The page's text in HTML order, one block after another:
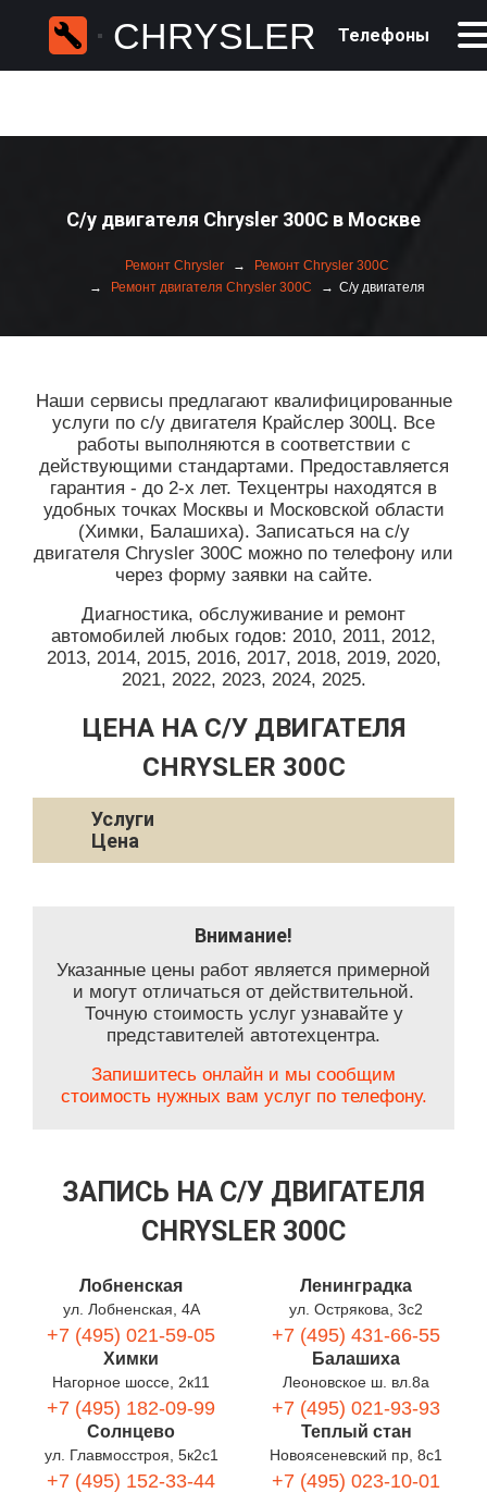
CHRYSLER Телефоны
С/у двигателя Chrysler 300C в Москве
Ремонт Chrysler
Ремонт Chrysler 300C
Ремонт двигателя Chrysler 300C
С/у двигателя
Наши сервисы предлагают квалифицированные
услуги по с/у двигателя Крайслер 300Ц. Все
работы выполняются в соответствии с
действующими стандартами. Предоставляется
гарантия - до 2-х лет. Техцентры находятся в
удобных точках Москвы и Московской области
(Химки, Балашиха). Записаться на с/у
двигателя Chrysler 300C можно по телефону или
через форму заявки на сайте.
Диагностика, обслуживание и ремонт
автомобилей любых годов: 2010, 2011, 2012,
2013, 2014, 2015, 2016, 2017, 2018, 2019, 2020,
2021, 2022, 2023, 2024, 2025.
ЦЕНА НА С/У ДВИГАТЕЛЯ
CHRYSLER 300C
Услуги
Цена
Внимание!
Указанные цены работ является примерной
и могут отличаться от действительной.
Точную стоимость услуг узнавайте у
представителей автотехцентра.
Запишитесь онлайн и мы сообщим
стоимость нужных вам услуг по телефону.
ЗАПИСЬ НА С/У ДВИГАТЕЛЯ
CHRYSLER 300C
Лобненская
ул. Лобненская, 4А
+7 (495) 021-59-05
Ленинградка
ул. Острякова, 3с2
+7 (495) 431-66-55
Химки
Нагорное шоссе, 2к11
+7 (495) 182-09-99
Балашиха
Леоновское ш. вл.8а
+7 (495) 021-93-93
Солнцево
ул. Главмосстроя, 5к2с1
+7 (495) 152-33-44
Теплый стан
Новоясеневский пр, 8с1
+7 (495) 023-10-01